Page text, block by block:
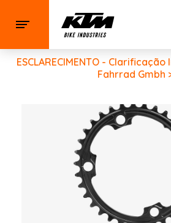
ESCLARECIMENTO -
Fahrrad Gmbh